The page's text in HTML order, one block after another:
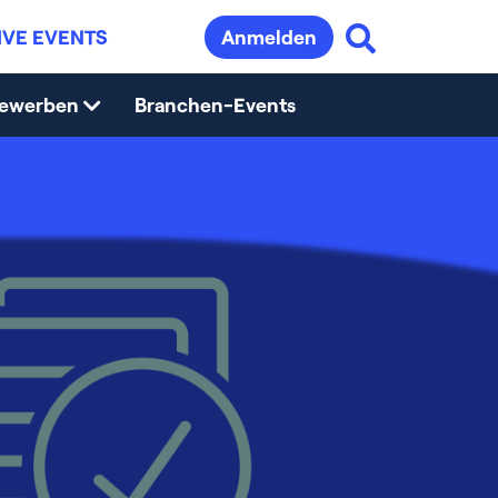
EVENTS Anmelden
Branchen-Events